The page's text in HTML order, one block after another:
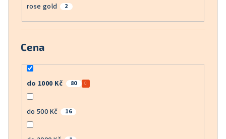
rose gold 2
Cena
do 1000 Kč 80
do 500 Kč 16